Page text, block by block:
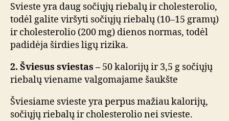
Svieste yra daug sočiųjų riebalų ir cholesterolio,
todėl galite viršyti sočiųjų riebalų (10–15 gramų)
ir cholesterolio (200 mg) dienos normas, todėl
padidėja širdies ligų rizika.
2. Šviesus sviestas – 50 kalorijų ir 3,5 g sočiųjų
riebalų viename valgomajame šaukšte
Šviesiame svieste yra perpus mažiau kalorijų,
sočiųjų riebalų ir cholesterolio nei svieste.